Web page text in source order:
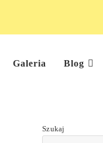
Galeria Blog
Szukaj